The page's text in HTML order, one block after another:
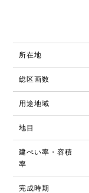
所在地
総区画数
用途地域
地目
建ぺい率・容積
率
完成時期